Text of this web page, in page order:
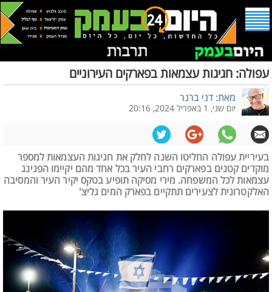
עפולה: חגיגות עצמאות בפארקים העירוניים
מאת: דני ברנר
יום שני, 1 באפריל 2024, 20:16
בעיריית עפולה החליטו השנה לחלק את חגיגות העצמאות למספר
מוקדים קטנים בפארקים רחבי העיר בכל אחד מהם יקיימו הפנינג
עצמאות לכל המשפחה. מירי מסיקה תופיע בטקס יקיר העיר והמסיבה
האלקטרונית לצעירים תתקיים בפארק המים גליצ'